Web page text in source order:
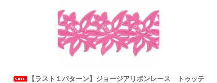
【ラスト１パターン】ジョージアリボンレース トゥッテ